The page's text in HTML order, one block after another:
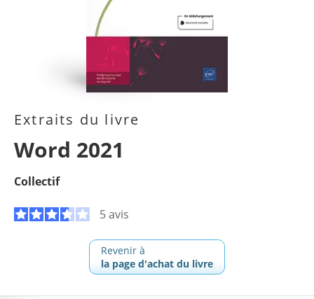
Extraits du livre
Word 2021
Collectif
5 avis
Revenir à
la page d'achat du livre